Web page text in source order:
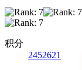
积分
2452621